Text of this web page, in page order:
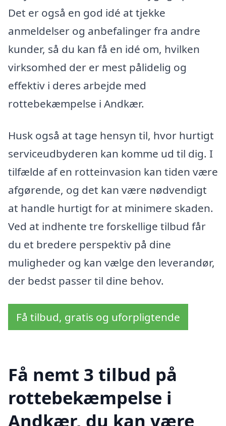
Det er også en god idé at tjekke
anmeldelser og anbefalinger fra andre
kunder, så du kan få en idé om, hvilken
virksomhed der er mest pålidelig og
effektiv i deres arbejde med
rottebekæmpelse i Andkær.
Husk også at tage hensyn til, hvor hurtigt
serviceudbyderen kan komme ud til dig. I
tilfælde af en rotteinvasion kan tiden være
afgørende, og det kan være nødvendigt
at handle hurtigt for at minimere skaden.
Ved at indhente tre forskellige tilbud får
du et bredere perspektiv på dine
muligheder og kan vælge den leverandør,
der bedst passer til dine behov.
Få tilbud, gratis og uforpligtende
Få nemt 3 tilbud på
rottebekæmpelse i
Andkær, du kan være